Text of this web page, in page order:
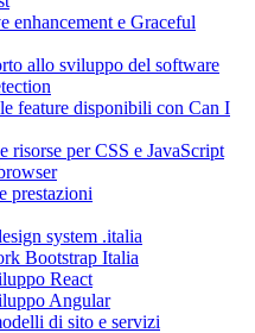
enhancement e Graceful
allo sviluppo del software
feature disponibili con Can I
risorse per CSS e JavaScript
prestazioni
system .italia
Bootstrap Italia
React
Angular
di sito e servizi